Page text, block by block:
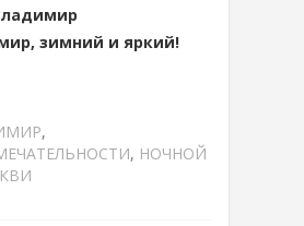
зимний и яркий!
,
, НОЧНОЙ